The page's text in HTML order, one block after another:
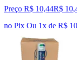
Preço R$ 10,44R$ 10,
no Pix Ou 1x de R$